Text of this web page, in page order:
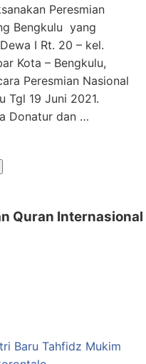
Peresmian
Bengkulu yang
I Rt. 20 – kel.
Kota – Bengkulu,
Peresmian Nasional
Tgl 19 Juni 2021.
Donatur dan …
Quran Internasional